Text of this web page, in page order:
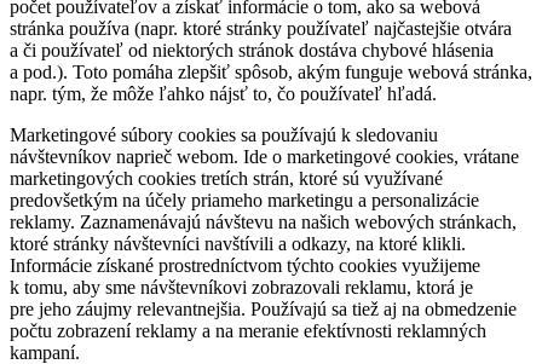
počet používateľov a získať informácie o tom, ako sa webová
stránka používa (napr. ktoré stránky používateľ najčastejšie otvára
a či používateľ od niektorých stránok dostáva chybové hlásenia
a pod.). Toto pomáha zlepšiť spôsob, akým funguje webová stránka,
napr. tým, že môže ľahko nájsť to, čo používateľ hľadá.
Marketingové súbory cookies sa používajú k sledovaniu
návštevníkov naprieč webom. Ide o marketingové cookies, vrátane
marketingových cookies tretích strán, ktoré sú využívané
predovšetkým na účely priameho marketingu a personalizácie
reklamy. Zaznamenávajú návštevu na našich webových stránkach,
ktoré stránky návštevníci navštívili a odkazy, na ktoré klikli.
Informácie získané prostredníctvom týchto cookies využijeme
k tomu, aby sme návštevníkovi zobrazovali reklamu, ktorá je
pre jeho záujmy relevantnejšia. Používajú sa tiež aj na obmedzenie
počtu zobrazení reklamy a na meranie efektívnosti reklamných
kampaní.